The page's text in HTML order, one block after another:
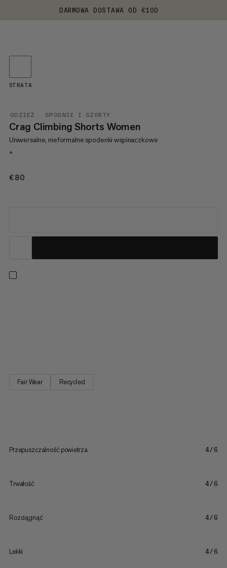
DARMOWA DOSTAWA OD €100
ODZIEŻ SPODNIE I SZORTY
Crag Climbing Shorts Women
Uniwersalne, nieformalne spodenki wspinaczkowe
+
€80
STRATA
Fair Wear Recycled
Przepuszczalność powietrza 4/6
Trwałość 4/6
Rozciągnąć 4/6
Lekki 4/6